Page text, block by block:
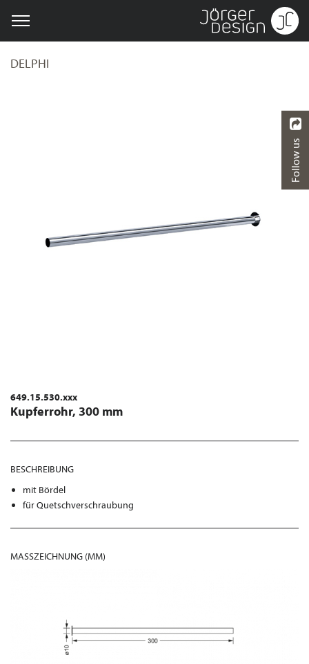
DELPHI
649.15.530.xxx
Kupferrohr, 300 mm
BESCHREIBUNG
mit Bördel
für Quetschverschraubung
MASSZEICHNUNG (MM)
Follow us